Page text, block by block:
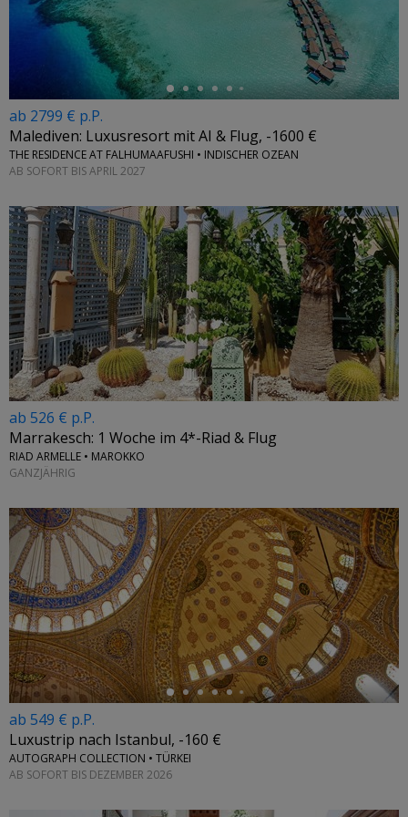
ab 2799 € p.P.
Malediven: Luxusresort mit AI & Flug, -1600 €
THE RESIDENCE AT FALHUMAAFUSHI • INDISCHER OZEAN
AB SOFORT BIS APRIL 2027
ab 526 € p.P.
Marrakesch: 1 Woche im 4*-Riad & Flug
RIAD ARMELLE • MAROKKO
GANZJÄHRIG
←
ab 549 € p.P.
Luxustrip nach Istanbul, -160 €
AUTOGRAPH COLLECTION • TÜRKEI
AB SOFORT BIS DEZEMBER 2026